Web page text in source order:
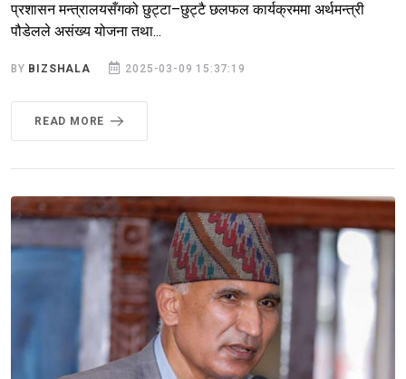
प्रशासन मन्त्रालयसँगको छुट्टा–छुट्टै छलफल कार्यक्रममा अर्थमन्त्री
पौडेलले असंख्य योजना तथा...
BY BIZSHALA 2025-03-09 15:37:19
READ MORE